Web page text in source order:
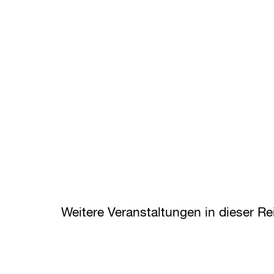
Weitere Veranstaltungen in dieser